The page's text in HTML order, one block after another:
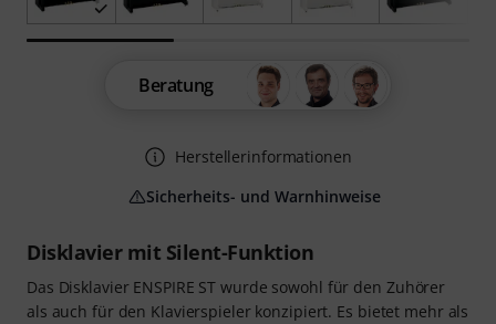
Disklavier mit Silent-Funktion
Das Disklavier ENSPIRE ST wurde sowohl für den Zuhörer
als auch für den Klavierspieler konzipiert. Es bietet mehr als
Beratung
Herstellerinformationen
Sicherheits- und Warnhinweise